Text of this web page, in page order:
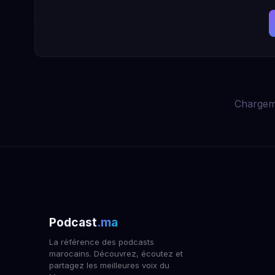
Podcast.ma
La référence des podcasts
marocains. Découvrez, écoutez et
partagez les meilleures voix du